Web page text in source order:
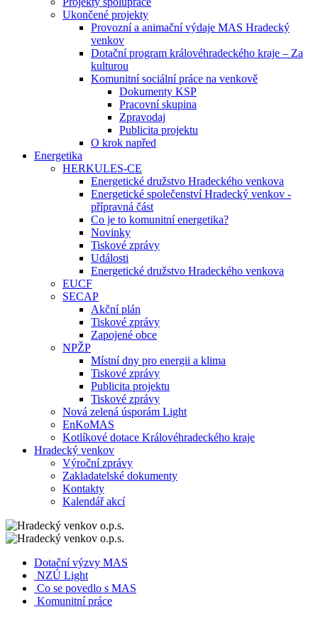
Ukončené projekty
Provozní a animační výdaje MAS Hradecký
venkov
Dotační program královéhradeckého kraje – Za
kulturou
Komunitní sociální práce na venkově
Dokumenty KSP
Pracovní skupina
Zpravodaj
Publicita projektu
O krok napřed
Energetika
HERKULES-CE
Energetické družstvo Hradeckého venkova
Energetické společenství Hradecký venkov -
přípravná část
Co je to komunitní energetika?
Novinky
Tiskové zprávy
Události
Energetické družstvo Hradeckého venkova
EUCF
SECAP
Akční plán
Tiskové zprávy
Zapojené obce
NPŽP
Místní dny pro energii a klima
Tiskové zprávy
Publicita projektu
Tiskové zprávy
Nová zelená úsporám Light
EnKoMAS
Kotlíkové dotace Královéhradeckého kraje
Hradecký venkov
Výroční zprávy
Zakladatelské dokumenty
Kontakty
Kalendář akcí
Dotační výzvy MAS
NZÚ Light
Co se povedlo s MAS
Komunitní práce